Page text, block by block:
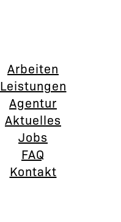
Arbeiten
Leistungen
Agentur
Aktuelles
Jobs
FAQ
Kontakt